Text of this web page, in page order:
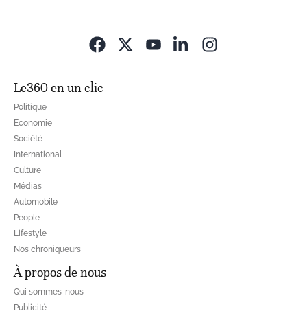
Le360 en un clic
Politique
Economie
Société
International
Culture
Médias
Automobile
People
Lifestyle
Nos chroniqueurs
À propos de nous
Qui sommes-nous
Publicité